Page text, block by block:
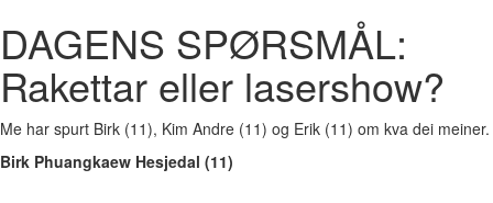
DAGENS SPØRSMÅL:
Rakettar eller lasershow?
Me har spurt Birk (11), Kim Andre (11) og Erik (11) om kva dei meiner.
Birk Phuangkaew Hesjedal (11)